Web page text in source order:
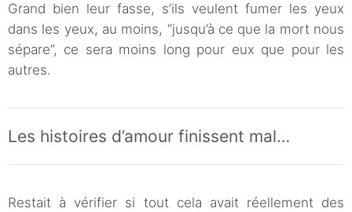
Grand bien leur fasse, s’ils veulent fumer les yeux
dans les yeux, au moins, “jusqu’à ce que la mort nous
sépare”, ce sera moins long pour eux que pour les
autres.
Les histoires d’amour finissent mal…
Restait à vérifier si tout cela avait réellement des